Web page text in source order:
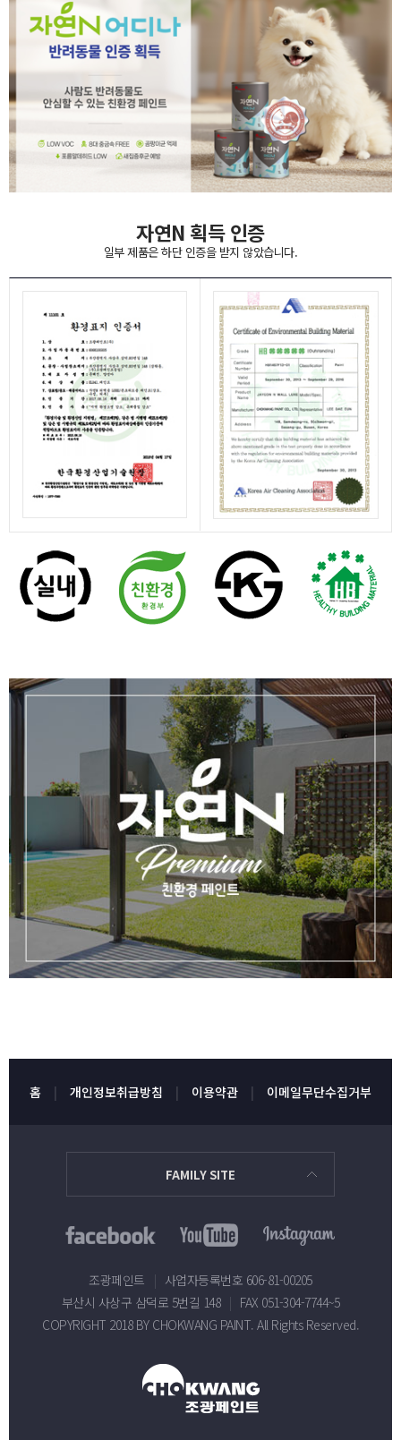
자연N 획득 인증
일부 제품은 하단 인증을 받지 않았습니다.
홈 개인정보취급방침 이용약관 이메일무단수집거부
FAMILY SITE
조광페인트 | 사업자등록번호 606-81-00205
부산시 사상구 삼덕로 5번길 148 | FAX 051-304-7744~5
COPYRIGHT 2018 BY CHOKWANG PAINT. All Rights Reserved.